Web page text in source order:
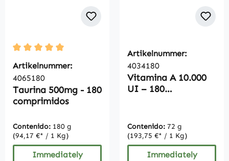
Average rating of 5 out of 5 stars
Artikelnummer:
4065180
Taurina 500mg - 180
comprimidos
Contenido: 180 g
(94,17 €* / 1 Kg)
Immediately
Artikelnummer:
4034180
Vitamina A 10.000
UI – 180
Contenido: 72 g
(193,75 €* / 1 Kg)
Immediately